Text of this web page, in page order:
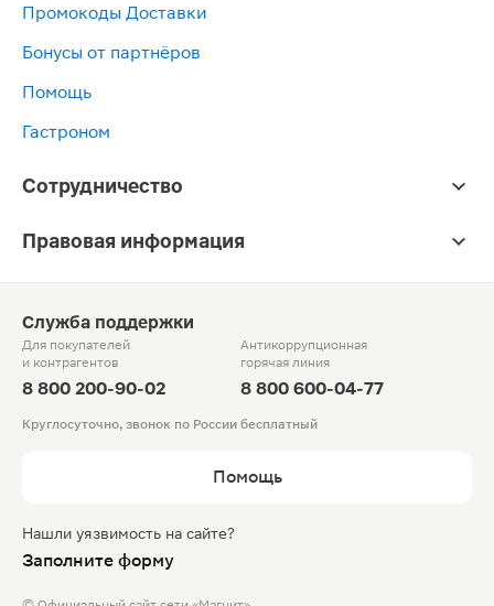
Промокоды Доставки
Бонусы от партнёров
Помощь
Гастроном
Сотрудничество
Правовая информация
Служба поддержки
Для покупателей
и контрагентов
8 800 200-90-02
Антикоррупционная
горячая линия
8 800 600-04-77
Круглосуточно, звонок по России бесплатный
Помощь
Нашли уязвимость на сайте?
Заполните форму